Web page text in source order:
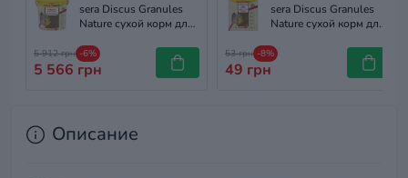
sera Discus Granules
Nature сухой корм для
10000 мл
5 912 грн -6%
5 566 грн
sera Discus Granules
Nature сухой корм для
г
53 грн -8%
49 грн
Описание